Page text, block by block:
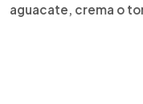
aguacate, crema o